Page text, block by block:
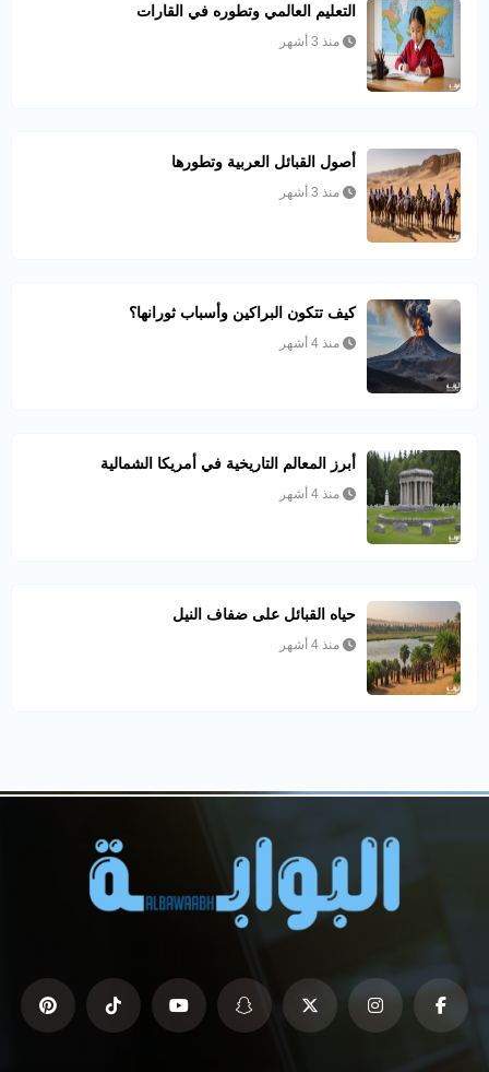
التعليم العالمي وتطوره في القارات
منذ 3 أشهر
أصول القبائل العربية وتطورها
منذ 3 أشهر
كيف تتكون البراكين وأسباب ثورانها؟
منذ 4 أشهر
أبرز المعالم التاريخية في أمريكا الشمالية
منذ 4 أشهر
حياه القبائل على ضفاف النيل
منذ 4 أشهر